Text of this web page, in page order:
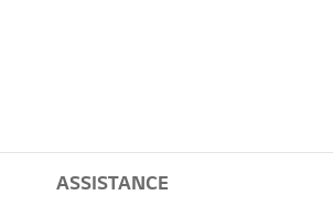
ASSISTANCE